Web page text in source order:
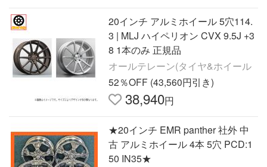
20インチ アルミホイール 5穴114.
3 | MLJ ハイペリオン CVX 9.5J +3
8 1本のみ 正規品
オールテレーン(タイヤ&ホイール
52％OFF (43,560円引き)
38,940円
★20インチ EMR panther 社外 中
古 アルミホイール 4本 5穴 PCD:1
50 IN35★